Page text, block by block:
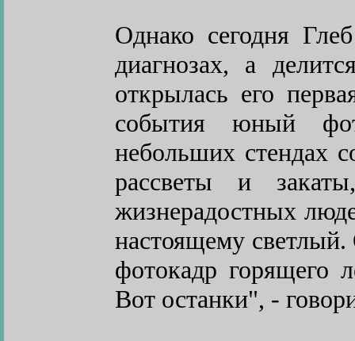
Однако сегодня
диагнозах, а
открылась его
события юный
небольших стендах
рассветы и
жизнерадостных
настоящему
фотокадр горящего
Вот останки", -